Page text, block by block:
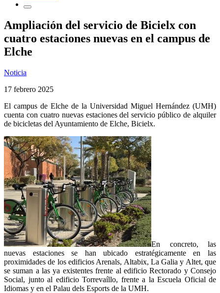
Ampliación del servicio de Bicielx con
cuatro estaciones nuevas en el campus de
Elche
Noticia
17 febrero 2025
El campus de Elche de la Universidad Miguel Hernández (UMH)
cuenta con cuatro nuevas estaciones del servicio público de alquiler
de bicicletas del Ayuntamiento de Elche, Bicielx.
En concreto, las
nuevas estaciones se han ubicado estratégicamente en las
proximidades de los edificios Arenals, Altabix, La Galia y Altet, que
se suman a las ya existentes frente al edificio Rectorado y Consejo
Social, junto al edificio Torrevaíllo, frente a la Escuela Oficial de
Idiomas y en el Palau dels Esports de la UMH.